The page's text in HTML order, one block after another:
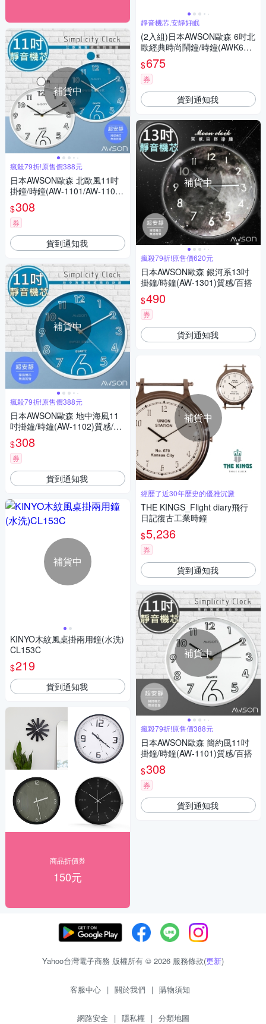
補貨中
瘋殺79折!原售價388元
日本AWSON歐森 北歐風11吋
掛鐘/時鐘(AW-1101/AW-1102)
質感/百搭
$308
券
貨到通知我
補貨中
瘋殺79折!原售價388元
日本AWSON歐森 地中海風11
吋掛鐘/時鐘(AW-1102)質感/百
搭
$308
券
貨到通知我
補貨中
KINYO木紋風桌掛兩用鐘(水洗)
CL153C
$219
貨到通知我
商品折價券
150元
靜音機芯,安靜好眠
(2入組)日本AWSON歐森 6吋北
歐經典時尚鬧鐘/時鐘(AWK601
3)簡約極淨
$675
券
貨到通知我
補貨中
瘋殺79折!原售價620元
日本AWSON歐森 銀河系13吋
掛鐘/時鐘(AW-1301)質感/百搭
$490
券
貨到通知我
補貨中
經歷了近30年歷史的優雅沉澱
THE KINGS_Flight diary飛行
日記復古工業時鐘
$5,236
券
貨到通知我
補貨中
瘋殺79折!原售價388元
日本AWSON歐森 簡約風11吋
掛鐘/時鐘(AW-1101)質感/百搭
$308
券
貨到通知我
Yahoo台灣電子商務 版權所有 © 2026 服務條款(更新)
客服中心 | 關於我們 | 購物須知
網路安全 | 隱私權 | 分類地圖